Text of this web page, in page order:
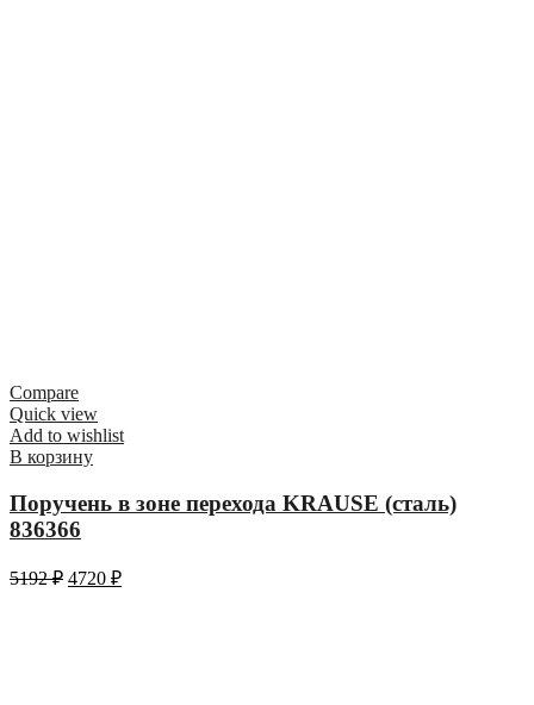
Compare
Quick view
Add to wishlist
В корзину
Поручень в зоне перехода KRAUSE (сталь)
836366
5192₽ 4720 ₽